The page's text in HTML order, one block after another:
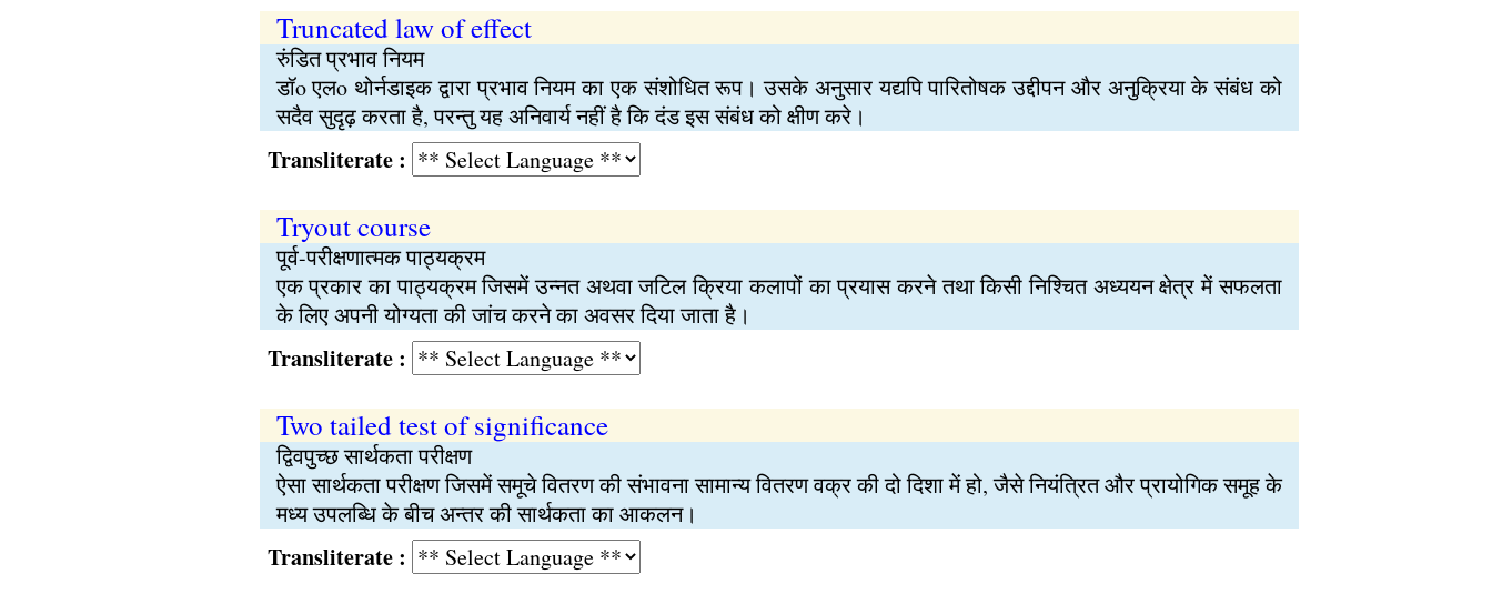
Truncated law of effect
रुंडित प्रभाव नियम
डॉo एलo थोर्नडाइक द्वारा प्रभाव नियम का एक संशोधित रूप। उसके अनुसार यद्यपि पारितोषक उद्दीपन और अनुक्रिया के संबंध को
सदैव सुदृढ़ करता है, परन्तु यह अनिवार्य नहीं है कि दंड इस संबंध को क्षीण करे।
Transliterate :
Tryout course
पूर्व-परीक्षणात्मक पाठ्यक्रम
एक प्रकार का पाठ्यक्रम जिसमें उन्नत अथवा जटिल क्रिया कलापों का प्रयास करने तथा किसी निश्चित अध्ययन क्षेत्र में सफलता
के लिए अपनी योग्यता की जांच करने का अवसर दिया जाता है।
Transliterate :
Two tailed test of significance
द्विवपुच्छ सार्थकता परीक्षण
ऐसा सार्थकता परीक्षण जिसमें समूचे वितरण की संभावना सामान्य वितरण वक्र की दो दिशा में हो, जैसे नियंत्रित और प्रायोगिक समूह के
मध्य उपलब्धि के बीच अन्तर की सार्थकता का आकलन।
Transliterate :